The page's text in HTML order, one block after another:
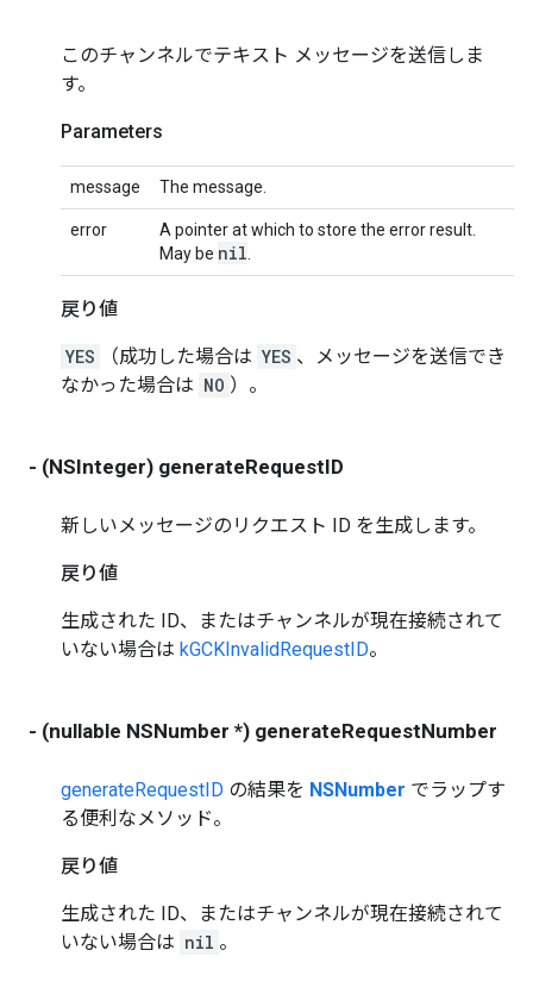
このチャンネルでテキスト メッセージを送信しま
す。
Parameters
message The message.
error
A pointer at which to store the error result.
May be nil
戻り値
YES （成功した場合は YES 、メッセージを送信でき
なかった場合は NO ）。
- (NSInteger) generateRequestID
新しいメッセージのリクエスト ID を生成します。
戻り値
生成された ID、またはチャンネルが現在接続されて
いない場合は kGCKInvalidRequestID。
- (nullable NSNumber *) generateRequestNumber
generateRequestID の結果を NSNumber でラップす
る便利なメソッド。
戻り値
生成された ID、またはチャンネルが現在接続されて
いない場合は nil 。